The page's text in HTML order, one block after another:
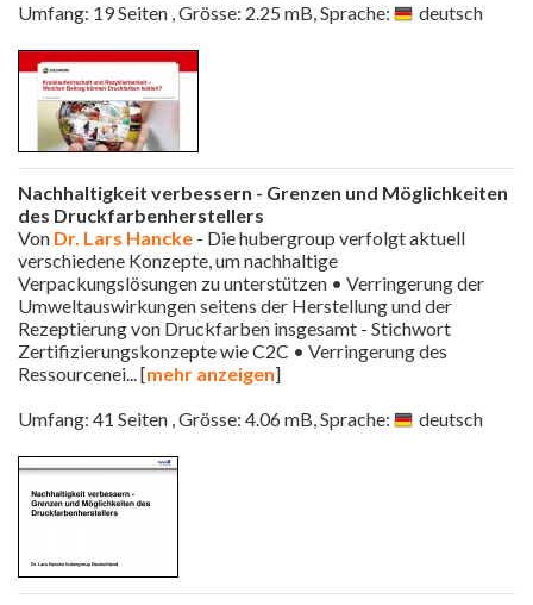
Umfang: 19 Seiten , Grösse: 2.25 mB, Sprache:
deutsch
Nachhaltigkeit verbessern - Grenzen und Möglichkeiten
des Druckfarbenherstellers
Von Dr. Lars Hancke - Die hubergroup verfolgt aktuell
verschiedene Konzepte, um nachhaltige
Verpackungslösungen zu unterstützen • Verringerung der
Umweltauswirkungen seitens der Herstellung und der
Rezeptierung von Druckfarben insgesamt - Stichwort
Zertifizierungskonzepte wie C2C • Verringerung des
Ressourcenei... [mehr anzeigen]
Umfang: 41 Seiten , Grösse: 4.06 mB, Sprache:
deutsch